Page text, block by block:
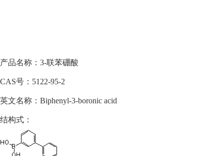
产品名称：3-联苯硼酸
CAS号：5122-95-2
英文名称：Biphenyl-3-boronic acid
结构式：